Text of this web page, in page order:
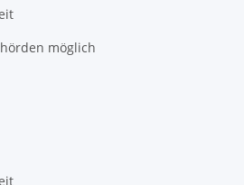
möglich